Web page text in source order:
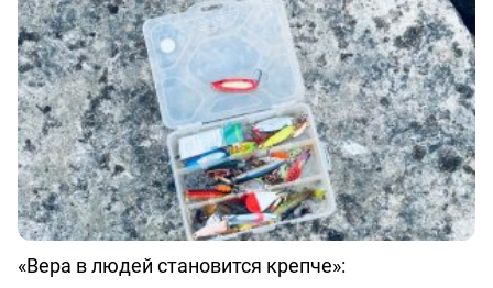
«Вера в людей становится крепче»: